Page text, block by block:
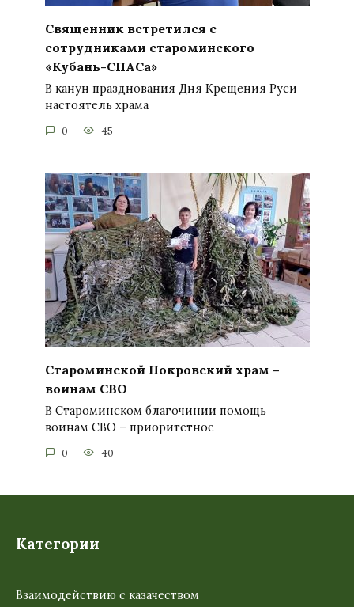
Священник встретился с
сотрудниками староминского
«Кубань-СПАСа»
В канун празднования Дня Крещения Руси
настоятель храма
0 45
Староминской Покровский храм –
воинам СВО
В Староминском благочинии помощь
воинам СВО – приоритетное
0 40
Категории
Взаимодействию с казачеством